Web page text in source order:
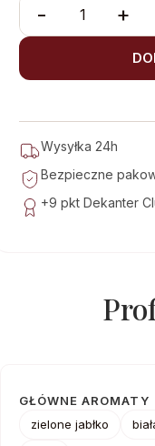
- +
Wysyłka 24h
Bezpieczne
+9 pkt Dekanter
GŁÓWNE AROMATY
zielone jabłko